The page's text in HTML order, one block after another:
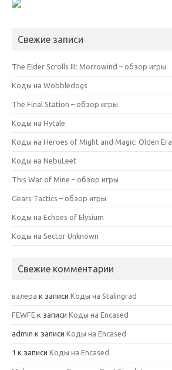
Свежие записи
The Elder Scrolls III: Morrowind – обзор игры
Коды на Wobbledogs
The Final Station – обзор игры
Коды на Hytale
Коды на Heroes of Might and Magic: Olden Era
Коды на NebuLeet
This War of Mine – обзор игры
Gears Tactics – обзор игры
Коды на Echoes of Elysium
Коды на Sector Unknown
Свежие комментарии
валера к записи Коды на Stalingrad
FEWFE к записи Коды на Encased
admin к записи Коды на Encased
1 к записи Коды на Encased